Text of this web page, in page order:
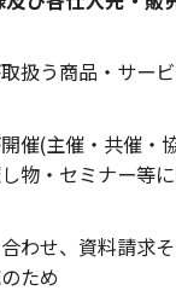
扱う商品・サー
催(主催・共催・
物・セミナー等
わせ、資料請求
ため